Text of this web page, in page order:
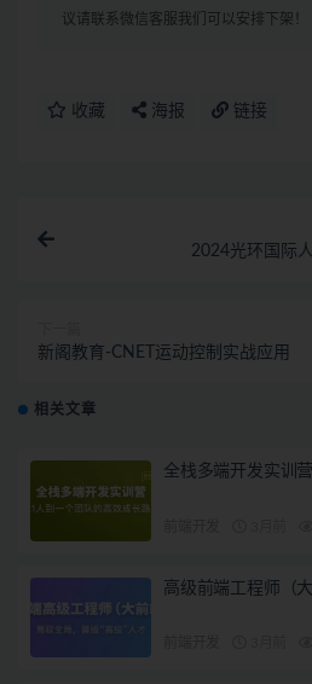
议请联系微信客服我们可以安排下架！
收藏 海报 链接
2024光环国际
新阁教育-CNET运动控制实战应用
相关文章
全栈多端开发实训营
高级前端工程师（